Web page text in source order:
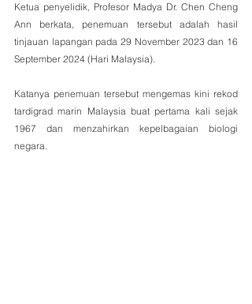
Ketua penyelidik, Profesor Madya Dr. Chen Cheng
Ann berkata, penemuan tersebut adalah hasil
tinjauan lapangan pada 29 November 2023 dan 16
September 2024 (Hari Malaysia).
Katanya penemuan tersebut mengemas kini rekod
tardigrad marin Malaysia buat pertama kali sejak
1967 dan menzahirkan kepelbagaian biologi
negara.